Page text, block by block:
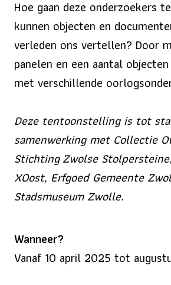
Hoe gaan deze onderzoekers
kunnen objecten en
verleden ons vertellen? Door
panelen en een aantal
met verschillende
Deze tentoonstelling is tot
samenwerking met Collectie
Stichting Zwolse
XOost, Erfgoed Gemeente
Stadsmuseum Zwolle.
Wanneer?
Vanaf 10 april 2025 tot